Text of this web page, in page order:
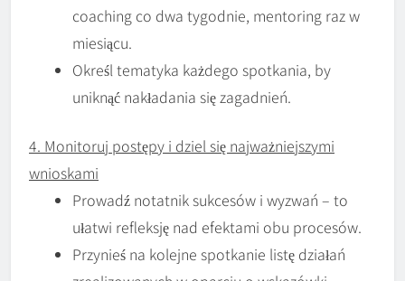
coaching co dwa tygodnie, mentoring raz w
miesiącu.
Określ tematyka każdego spotkania, by
uniknąć nakładania się zagadnień.
4. Monitoruj postępy i dziel się najważniejszymi
wnioskami
Prowadź notatnik sukcesów i wyzwań – to
ułatwi refleksję nad efektami obu procesów.
Przynieś na kolejne spotkanie listę działań